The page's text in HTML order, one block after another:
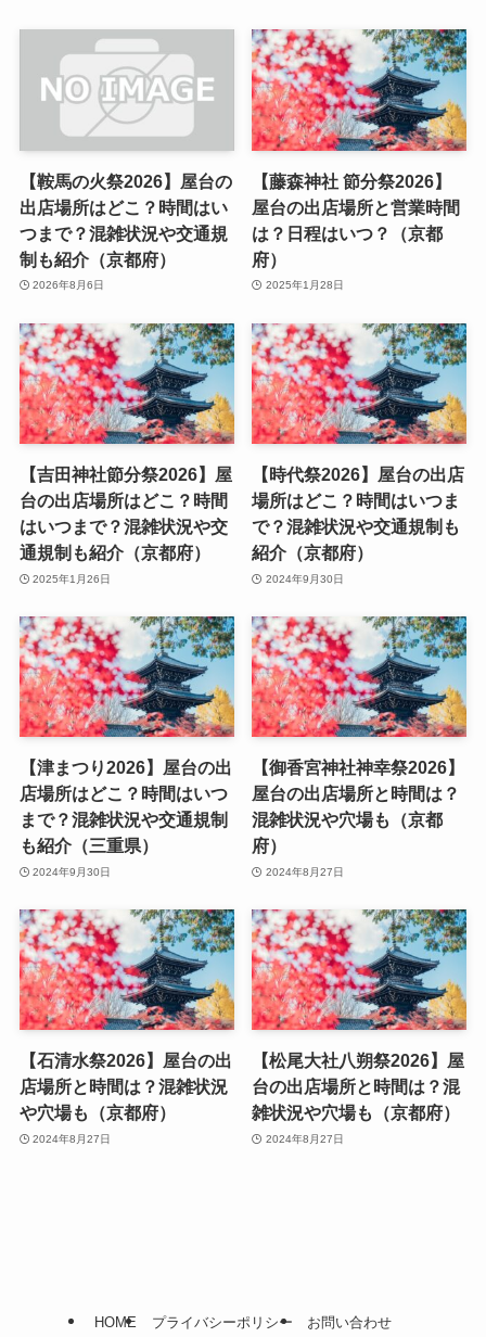
【鞍馬の火祭2026】屋台の
出店場所はどこ？時間はい
つまで？混雑状況や交通規
制も紹介（京都府）
2026年8月6日
【藤森神社 節分祭2026】
屋台の出店場所と営業時間
は？日程はいつ？（京都
府）
2025年1月28日
【吉田神社節分祭2026】屋
台の出店場所はどこ？時間
はいつまで？混雑状況や交
通規制も紹介（京都府）
2025年1月26日
【時代祭2026】屋台の出店
場所はどこ？時間はいつま
で？混雑状況や交通規制も
紹介（京都府）
2024年9月30日
【津まつり2026】屋台の出
店場所はどこ？時間はいつ
まで？混雑状況や交通規制
も紹介（三重県）
2024年9月30日
【御香宮神社神幸祭2026】
屋台の出店場所と時間は？
混雑状況や穴場も（京都
府）
2024年8月27日
【石清水祭2026】屋台の出
店場所と時間は？混雑状況
や穴場も（京都府）
2024年8月27日
【松尾大社八朔祭2026】屋
台の出店場所と時間は？混
雑状況や穴場も（京都府）
2024年8月27日
HOME プライバシーポリシー お問い合わせ